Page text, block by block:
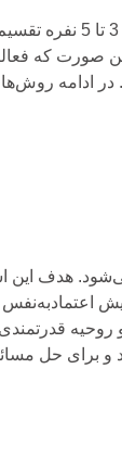
برای اجرای فرایند روش تدریس
صورت که
در ادامه
هدف این
روحیه
و برای حل